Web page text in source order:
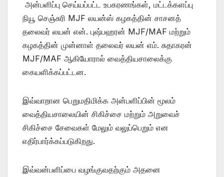
அன்பளிப்பு செய்யப்பட்ட உபகரணங்கள், மட்டக்களப்பு
நியூ செஞ்சுரி MJF லயன்ஸ் கழகத்தின் சாசனத்
தலைவர் லயன் என். புஷ்பஹரன் MJF/MAF மற்றும்
கழகத்தின் முன்னாள் தலைவர் லயன் எம். சுதாகரன்
MJF/MAF ஆகியோரால் வைத்தியசாலைக்கு
கையளிக்கப்பட்டன.
இவ்வாறான பெறுமதிமிக்க அன்பளிப்பின் மூலம்
வைத்தியசாலையின் சிகிச்சை மற்றும் அறுவைச்
சிகிச்சை சேவைகள் மேலும் வலுப்பெறும் என
எதிர்பார்க்கப்படுகிறது.
இவ்வன்பளிப்பை வழங்குவதற்கும் அதனை